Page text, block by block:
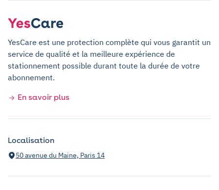
YesCare est une protection complète qui vous garantit un
service de qualité et la meilleure expérience de
stationnement possible durant toute la durée de votre
abonnement.
En savoir plus
Localisation
50 avenue du Maine, Paris 14